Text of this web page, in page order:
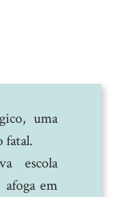
uma
fatal.
escola
em